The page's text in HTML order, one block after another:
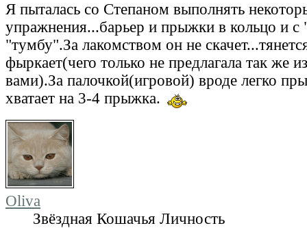
Я пыталась со Степаном выполнять
упражнения...барьер и прыжки в кольцо и
"тумбу".За лакомством он не
фыркает(чего только не предлагала так же
вами).За палочкой(игровой) вроде легко
хватает на 3-4 прыжка.
Oliva
Звёздная Кошачья Личность